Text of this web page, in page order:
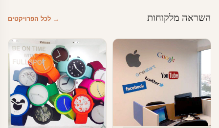
השראה מלקוחות → לכל הפרויקטים